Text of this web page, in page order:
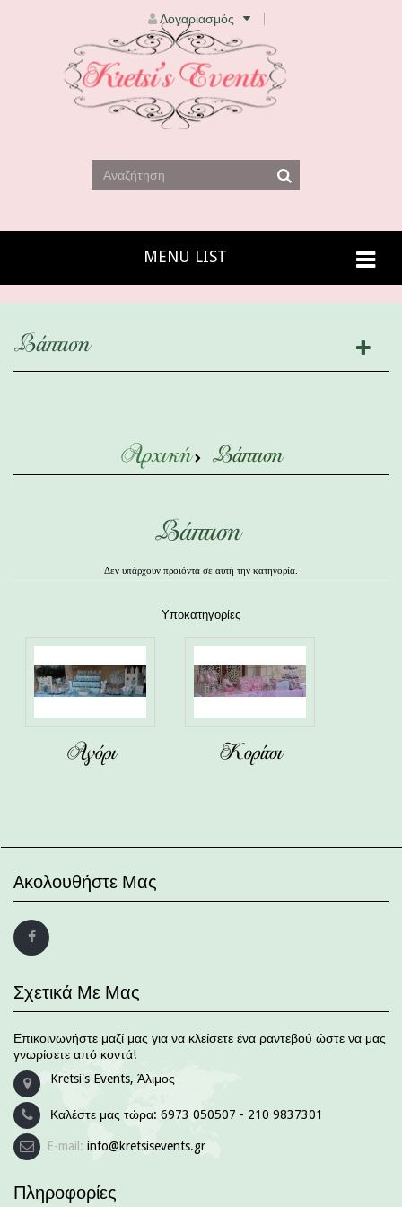
Λογαριασμός
MENU LIST
Βάπτιση
Αρχική Βάπτιση
Βάπτιση
Δεν υπάρχουν προϊόντα σε αυτή την κατηγορία.
Υποκατηγορίες
Αγόρι Κορίτσι
Aκολουθήστε Μας
Σχετικά Με Μας
Επικοινωνήστε μαζί μας για να κλείσετε ένα ραντεβού ώστε να μας
γνωρίσετε από κοντά!
Kretsi's Events, Άλιμος
Καλέστε μας τώρα: 6973 050507 - 210 9837301
E-mail: info@kretsisevents.gr
Πληροφορίες